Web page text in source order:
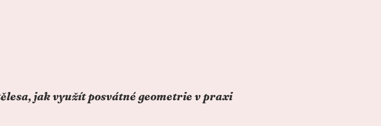
jak využít posvátné geometrie v praxi